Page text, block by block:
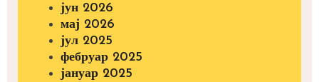
јун 2026
мај 2026
јул 2025
фебруар 2025
јануар 2025